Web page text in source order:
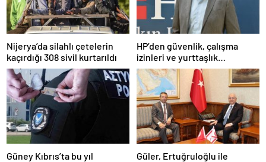
Nijerya’da silahlı çetelerin
kaçırdığı 308 sivil kurtarıldı
HP’den güvenlik, çalışma
izinleri ve yurttaşlık
uygulamalarına ilişkin
öneriler
Güney Kıbrıs’ta bu yıl
Güler, Ertuğruloğlu ile